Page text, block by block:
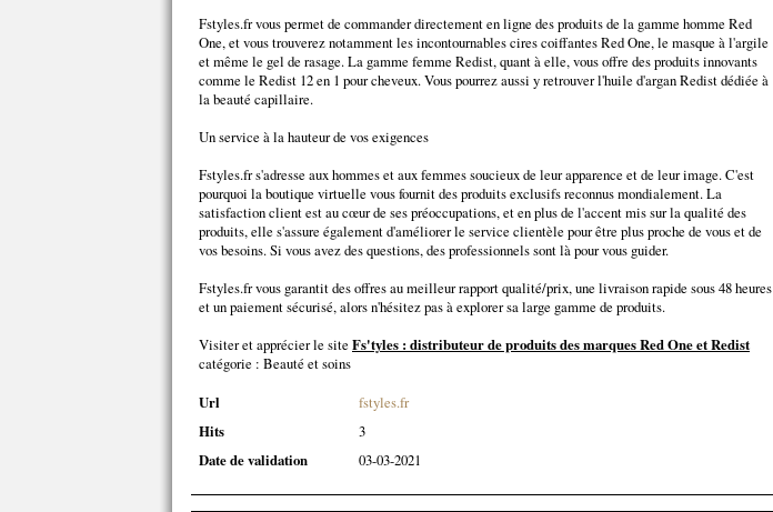
Fstyles.fr vous permet de commander directement en ligne des produits de la gamme homme Red
One, et vous trouverez notamment les incontournables cires coiffantes Red One, le masque à l'argile
et même le gel de rasage. La gamme femme Redist, quant à elle, vous offre des produits innovants
comme le Redist 12 en 1 pour cheveux. Vous pourrez aussi y retrouver l'huile d'argan Redist dédiée à
la beauté capillaire.
Un service à la hauteur de vos exigences
Fstyles.fr s'adresse aux hommes et aux femmes soucieux de leur apparence et de leur image. C'est
pourquoi la boutique virtuelle vous fournit des produits exclusifs reconnus mondialement. La
satisfaction client est au cœur de ses préoccupations, et en plus de l'accent mis sur la qualité des
produits, elle s'assure également d'améliorer le service clientèle pour être plus proche de vous et de
vos besoins. Si vous avez des questions, des professionnels sont là pour vous guider.
Fstyles.fr vous garantit des offres au meilleur rapport qualité/prix, une livraison rapide sous 48 heures
et un paiement sécurisé, alors n'hésitez pas à explorer sa large gamme de produits.
Visiter et apprécier le site Fs'tyles : distributeur de produits des marques Red One et Redist
catégorie : Beauté et soins
Url
fstyles.fr
Hits
3
Date de validation
03-03-2021